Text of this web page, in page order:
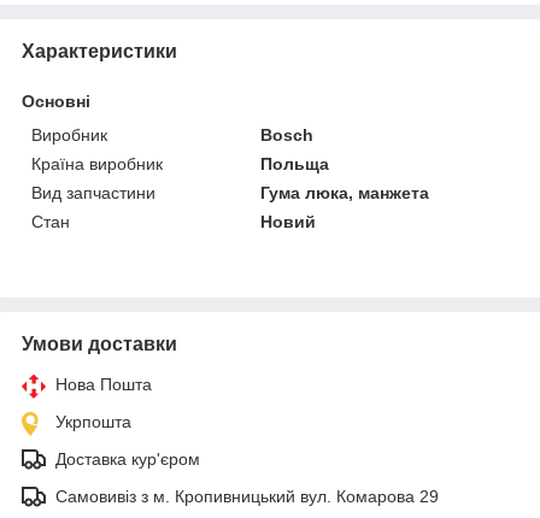
Характеристики
Основні
Виробник
Bosch
Країна виробник
Польща
Вид запчастини
Гума люка, манжета
Стан
Новий
Умови доставки
Нова Пошта
Укрпошта
Доставка кур'єром
Самовивіз з м. Кропивницький вул. Комарова 29